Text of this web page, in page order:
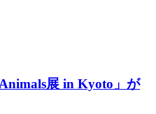
展 in Kyoto」が